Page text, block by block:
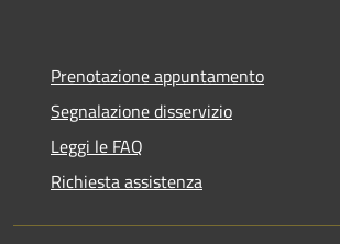
Prenotazione appuntamento
Segnalazione disservizio
Leggi le FAQ
Richiesta assistenza